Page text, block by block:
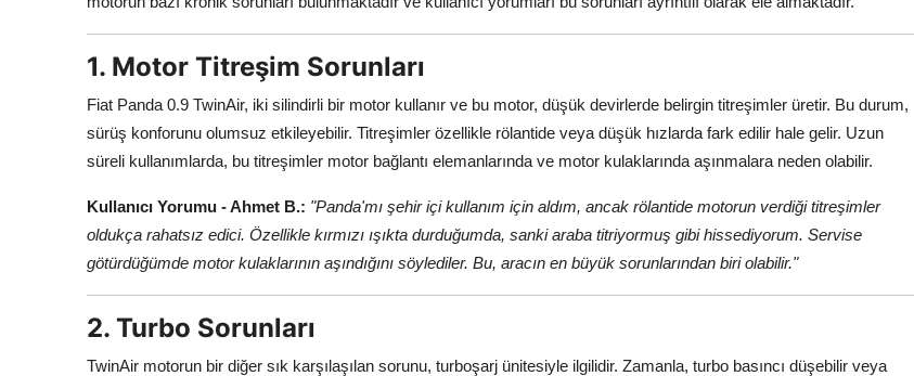
1. Motor Titreşim Sorunları
Fiat Panda 0.9 TwinAir, iki silindirli bir motor kullanır ve bu motor, düşük devirlerde belirgin titreşimler üretir. Bu durum,
sürüş konforunu olumsuz etkileyebilir. Titreşimler özellikle rölantide veya düşük hızlarda fark edilir hale gelir. Uzun
süreli kullanımlarda, bu titreşimler motor bağlantı elemanlarında ve motor kulaklarında aşınmalara neden olabilir.
Kullanıcı Yorumu - Ahmet B.: "Panda'mı şehir içi kullanım için aldım, ancak rölantide motorun verdiği titreşimler
oldukça rahatsız edici. Özellikle kırmızı ışıkta durduğumda, sanki araba titriyormuş gibi hissediyorum. Servise
götürdüğümde motor kulaklarının aşındığını söylediler. Bu, aracın en büyük sorunlarından biri olabilir."
2. Turbo Sorunları
TwinAir motorun bir diğer sık karşılaşılan sorunu, turboşarj ünitesiyle ilgilidir. Zamanla, turbo basıncı düşebilir veya